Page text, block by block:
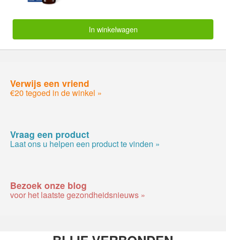
In winkelwagen
Verwijs een vriend
€20 tegoed in de winkel »
Vraag een product
Laat ons u helpen een product te vinden »
Bezoek onze blog
voor het laatste gezondheidsnieuws »